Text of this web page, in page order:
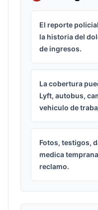
El reporte
la historia del
de ingresos.
La cobertura
Lyft, autobus,
vehiculo de
Fotos, testigos,
medica
reclamo.